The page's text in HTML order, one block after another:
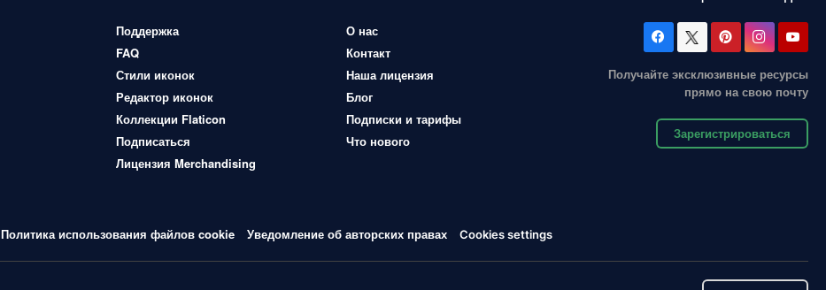
Поддержка
FAQ
Стили иконок
Редактор иконок
Коллекции Flaticon
Подписаться
Лицензия Merchandising
О нас
Контакт
Наша лицензия
Блог
Подписки и тарифы
Что нового
Получайте эксклюзивные ресурсы
прямо на свою почту
Зарегистрироваться
Политика использования файлов cookie Уведомление об авторских правах Cookies settings